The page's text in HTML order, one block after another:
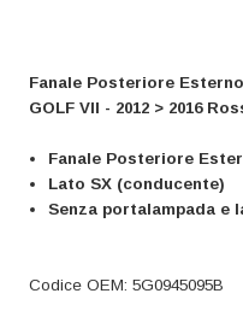
Fanale Posteriore
GOLF VII - 2012 > 2016
Fanale Posteriore
Lato SX (conducente)
Senza portalampada e
Codice OEM: 5G0945095B